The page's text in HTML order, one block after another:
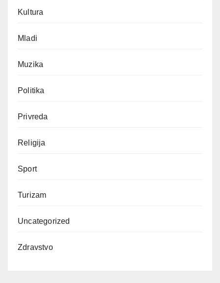
Kultura
Mladi
Muzika
Politika
Privreda
Religija
Sport
Turizam
Uncategorized
Zdravstvo